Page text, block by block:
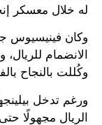
له خلال معسكر
وكان فينيسيوس
الانضمام
وكُللت بالنجاح
ورغم تدخل
الريال مجهولًا